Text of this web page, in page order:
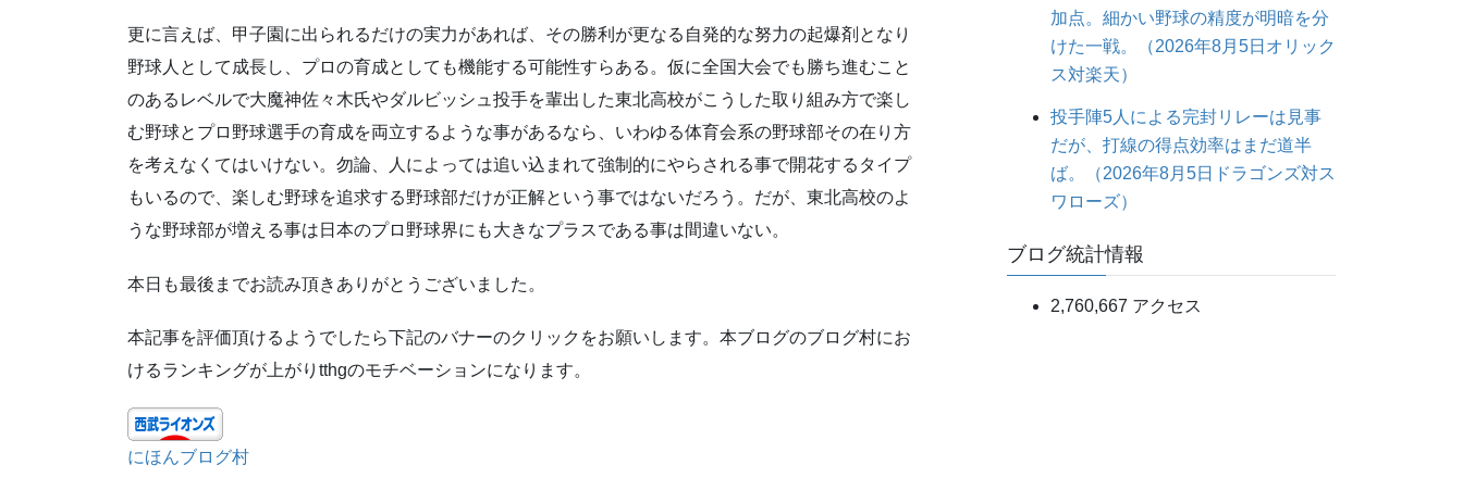
更に言えば、甲子園に出られるだけの実力があれば、その勝利が更なる自発的な努力の起爆剤となり
野球人として成長し、プロの育成としても機能する可能性すらある。仮に全国大会でも勝ち進むこと
のあるレベルで大魔神佐々木氏やダルビッシュ投手を輩出した東北高校がこうした取り組み方で楽し
む野球とプロ野球選手の育成を両立するような事があるなら、いわゆる体育会系の野球部その在り方
を考えなくてはいけない。勿論、人によっては追い込まれて強制的にやらされる事で開花するタイプ
もいるので、楽しむ野球を追求する野球部だけが正解という事ではないだろう。だが、東北高校のよ
うな野球部が増える事は日本のプロ野球界にも大きなプラスである事は間違いない。
本日も最後までお読み頂きありがとうございました。
本記事を評価頂けるようでしたら下記のバナーのクリックをお願いします。本ブログのブログ村にお
けるランキングが上がりtthgのモチベーションになります。
にほんブログ村
加点。細かい野球の精度が明暗を分
けた一戦。（2026年8月5日オリック
ス対楽天）
投手陣5人による完封リレーは見事
だが、打線の得点効率はまだ道半
ば。（2026年8月5日ドラゴンズ対ス
ワローズ）
ブログ統計情報
2,760,667 アクセス